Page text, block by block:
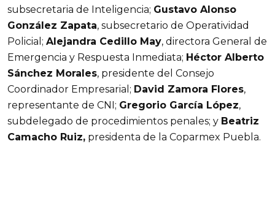
subsecretaria de Inteligencia; Gustavo Alonso
González Zapata, subsecretario de Operatividad
Policial; Alejandra Cedillo May, directora General de
Emergencia y Respuesta Inmediata; Héctor Alberto
Sánchez Morales, presidente del Consejo
Coordinador Empresarial; David Zamora Flores,
representante de CNI; Gregorio García López,
subdelegado de procedimientos penales; y Beatriz
Camacho Ruiz, presidenta de la Coparmex Puebla.